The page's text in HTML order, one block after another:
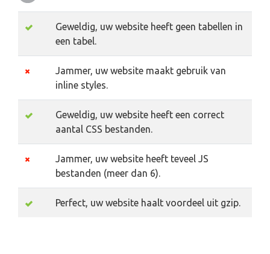
Geweldig, uw website heeft geen tabellen in
een tabel.
Jammer, uw website maakt gebruik van
inline styles.
Geweldig, uw website heeft een correct
aantal CSS bestanden.
Jammer, uw website heeft teveel JS
bestanden (meer dan 6).
Perfect, uw website haalt voordeel uit gzip.